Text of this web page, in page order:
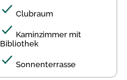
Clubraum
Kaminzimmer mit
Bibliothek
Sonnenterrasse